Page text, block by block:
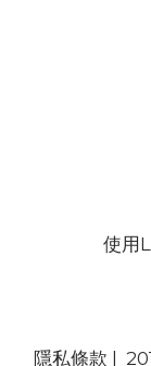
使用
隱私條款 |